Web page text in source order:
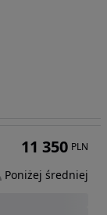
11 350 PLN
Poniżej średniej